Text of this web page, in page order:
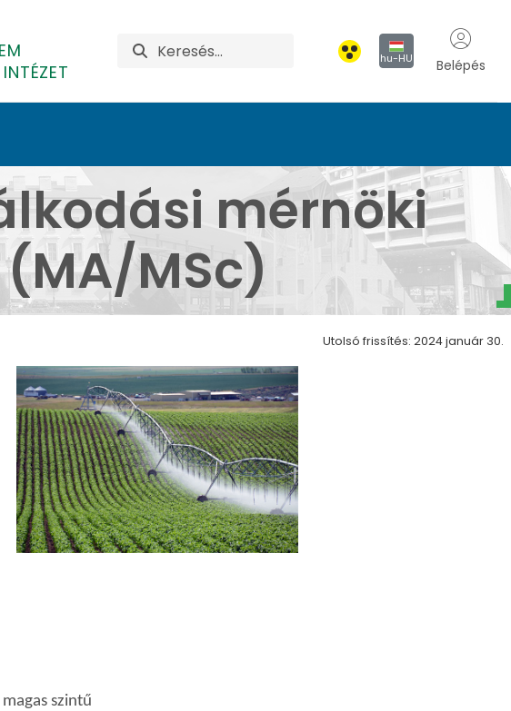
hu-HU Belépés
(M) mesterképzés
mérnöki
MSc)
Utolsó frissítés: 2024 január 30.
szintű